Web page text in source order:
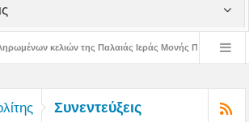
Ιεράς Μονής Παναγίας Κάτω Ξενιάς
Συνεντεύξεις